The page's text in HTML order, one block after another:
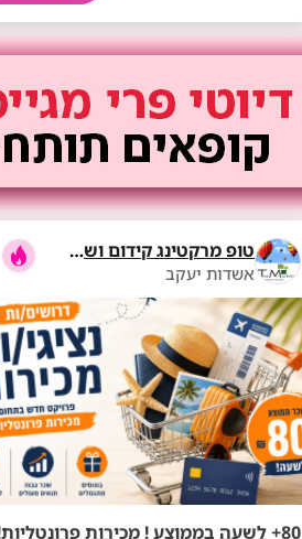
טופ מרקטינג קידום ושיווק בע"מ
אשדות יעקב
80+ לשעה בממוצע ! מכירות פרונטליות!